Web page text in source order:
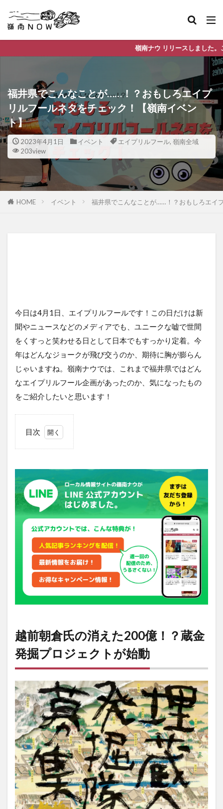
嶺南ナウ リリースしました。これから嶺南地域の情報
福井県でこんなことが……！？おもしろエイプ
リルフールネタをチェック！【嶺南イベン
ト】
2023年4月1日 イベント エイプリルフール, 嶺南全域
203view
HOME イベント 福井県でこんなことが……！？おもしろエイ
今日は4月1日、エイプリルフールです！この日だけは新
聞やニュースなどのメディアでも、ユニークな嘘で世間
をくすっと笑わせる日として日本でもすっかり定着。今
年はどんなジョークが飛び交うのか、期待に胸が膨らん
じゃいますね。嶺南ナウでは、これまで福井県ではどん
なエイプリルフール企画があったのか、気になったもの
をご紹介したいと思います！
目次
200
億！？
蔵金発
掘プロ
ジェク
トが始
フクイ
サウル
スから
は新築
注
の住め
る家」
を新発
3
「か
に
座」
の名
称を
「越
前が
に
座」
へ。
福井
県民
衛星
越前朝倉氏の消えた200億！？蔵金
発掘プロジェクトが始動